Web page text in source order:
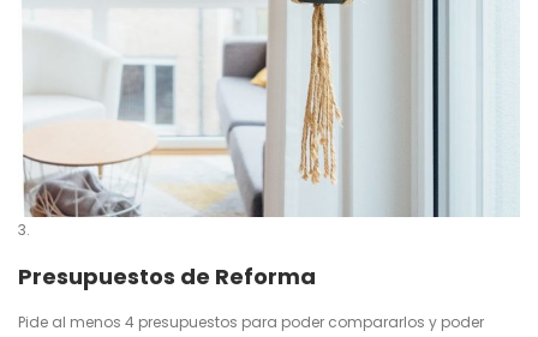
Presupuestos de Reforma
Pide al menos 4 presupuestos para poder compararlos y poder